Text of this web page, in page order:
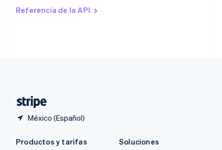
Referencia de la API
México (Español)
English
Productos y tarifas
Soluciones